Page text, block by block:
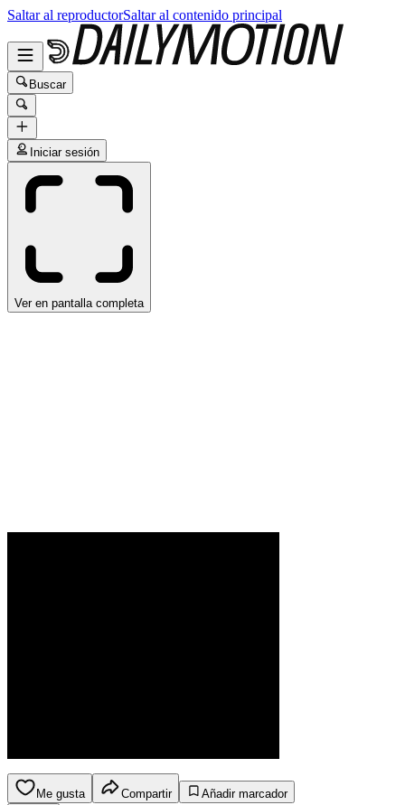
Saltar al reproductorSaltar al contenido principal
Buscar
Iniciar sesión
Ver en pantalla completa
Me gusta Compartir
Añadir marcador